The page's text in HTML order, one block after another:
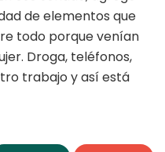
de elementos que
todo porque venían
Droga, teléfonos,
trabajo y así está